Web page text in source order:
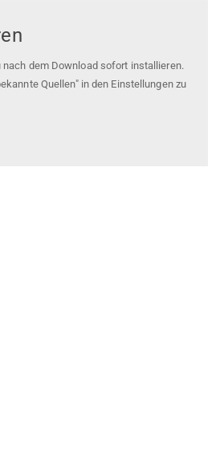
nach dem Download sofort installieren.
Quellen" in den Einstellungen zu